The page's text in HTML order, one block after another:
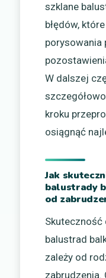
szklane
błędów,
porysowania
W dalszej
kroku
osiągnąć
Jak
balustrady
od
Skuteczność
balustrad
zależy od
zabrudzenia.